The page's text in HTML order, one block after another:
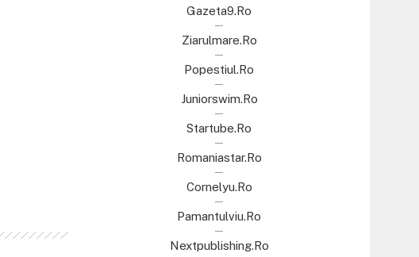
Gazeta9.ro
Ziarulmare.ro
Popestiul.ro
Juniorswim.ro
Startube.ro
Romaniastar.ro
Cornelyu.ro
Pamantulviu.ro
Nextpublishing.ro